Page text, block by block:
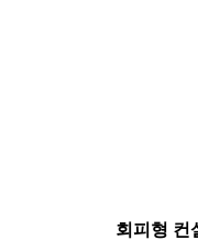
회피형 컨